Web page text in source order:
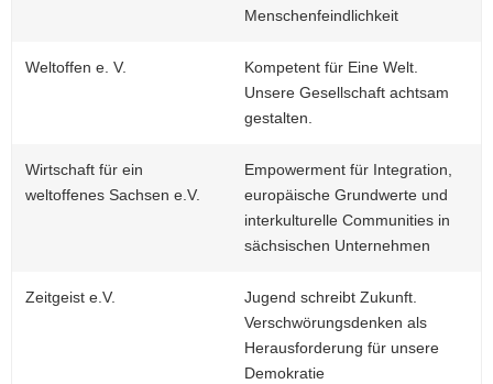
Menschenfeindlichkeit
Weltoffen e. V.
Kompetent für Eine Welt.
Unsere Gesellschaft achtsam
gestalten.
Wirtschaft für ein
weltoffenes Sachsen e.V.
Empowerment für Integration,
europäische Grundwerte und
interkulturelle Communities in
sächsischen Unternehmen
Zeitgeist e.V.
Jugend schreibt Zukunft.
Verschwörungsdenken als
Herausforderung für unsere
Demokratie